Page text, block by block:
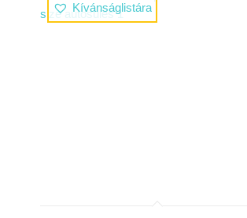
Kívánságlistára